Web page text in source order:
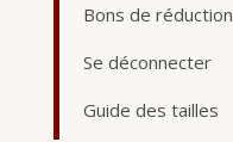
Bons de réduction
Se déconnecter
Guide des tailles